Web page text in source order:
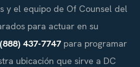
y el equipo de Of Counsel del
para actuar en su
(888) 437-7747 para programar
ubicación que sirve a DC